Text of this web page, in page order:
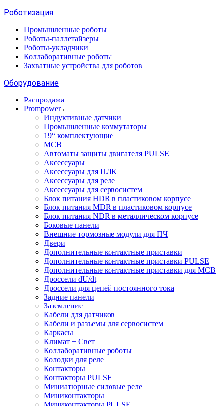
Роботизация
Промышленные роботы
Роботы-паллетайзеры
Роботы-укладчики
Коллаборативные роботы
Захватные устройства для роботов
Оборудование
Распродажа
Prompower
Индуктивные датчики
Промышленные коммутаторы
19“ комплектующие
MCB
Автоматы защиты двигателя PULSE
Аксессуары
Аксессуары для ПЛК
Аксессуары для реле
Аксессуары для сервосистем
Блок питания HDR в пластиковом корпусе
Блок питания MDR в пластиковом корпусе
Блок питания NDR в металлическом корпусе
Боковые панели
Внешние тормозные модули для ПЧ
Двери
Дополнительные контактные приставки
Дополнительные контактные приставки PULSE
Дополнительные контактные приставки для MCB
Дроссели dU/dt
Дроссели для цепей постоянного тока
Задние панели
Заземление
Кабели для датчиков
Кабели и разъемы для сервосистем
Каркасы
Климат + Свет
Коллаборативные роботы
Колодки для реле
Контакторы
Контакторы PULSE
Миниатюрные силовые реле
Миниконтакторы
Миниконтакторы PULSE